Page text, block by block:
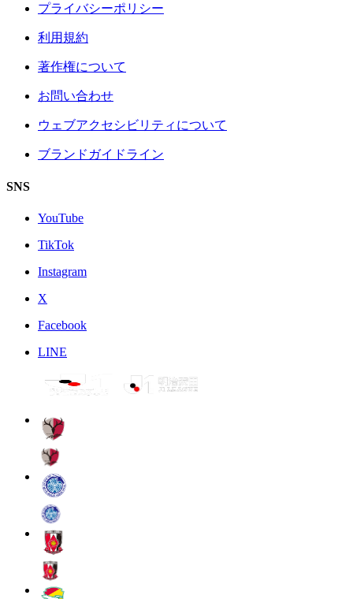
プライバシーポリシー
利用規約
著作権について
お問い合わせ
ウェブアクセシビリティについて
ブランドガイドライン
SNS
YouTube
TikTok
Instagram
X
Facebook
LINE